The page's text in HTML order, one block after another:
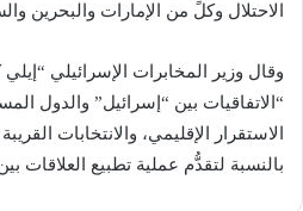
الاحتلال وكلٍّ من الإمارات والبحرين
وقال وزير المخابرات الإسرائيلي
“الاتفاقيات بين “إسرائيل” والدول
الاستقرار الإقليمي، والانتخابات
بالنسبة لتقدُّم عملية تطبيع العلاقات